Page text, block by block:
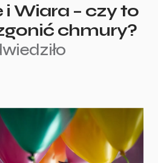
Wiara – czy to
chmury?